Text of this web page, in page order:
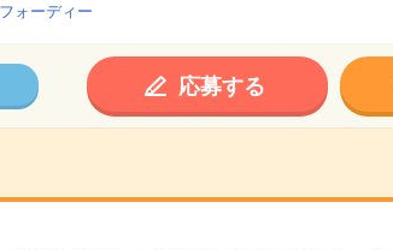
ォーディー
応募する